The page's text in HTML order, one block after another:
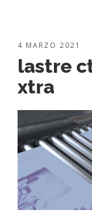
4 MARZO 2021
lastre
xtra